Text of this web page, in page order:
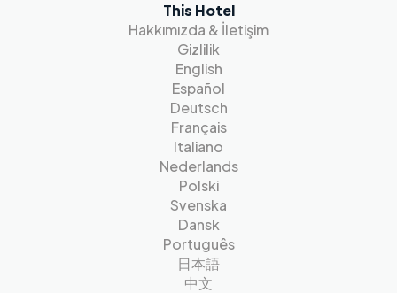
This Hotel
Hakkımızda & İletişim
Gizlilik
English
Español
Deutsch
Français
Italiano
Nederlands
Polski
Svenska
Dansk
Português
日本語
中文